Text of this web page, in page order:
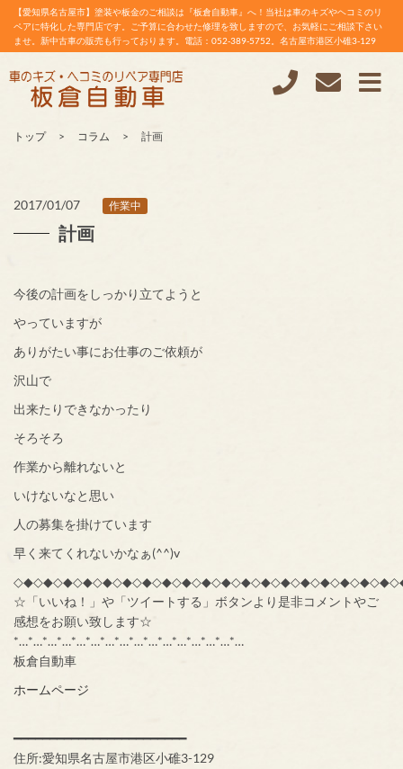
【愛知県名古屋市】塗装や板金のご相談は『板倉自動車』へ！当社は車のキズやヘコミのリ
ペアに特化した専門店です。ご予算に合わせた修理を致しますので、お気軽にご相談下さい
ませ。新中古車の販売も行っております。電話：052-389-5752。名古屋市港区小碓3-129
トップ コラム 計画
2017/01/07 作業中
計画
今後の計画をしっかり立てようと
やっていますが
ありがたい事にお仕事のご依頼が
沢山で
出来たりできなかったり
そろそろ
作業から離れないと
いけないなと思い
人の募集を掛けています
早く来てくれないかなぁ(^^)v
☆「いいね！」や「ツイートする」ボタンより是非コメントやご
感想をお願い致します☆
*…*…*…*…*…*…*…*…*…*…*…*…*…*…*…*…
板倉自動車
ホームページ
━━━━━━━━━━━━━━━━━━━━━━━━
住所:愛知県名古屋市港区小碓3-129